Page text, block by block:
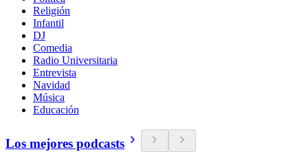
Religión
Infantil
DJ
Comedia
Radio Universitaria
Entrevista
Navidad
Música
Educación
Los mejores podcasts